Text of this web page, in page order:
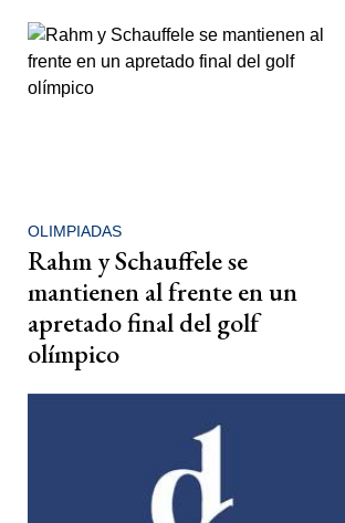
OLIMPIADAS
Rahm y Schauffele se
mantienen al frente en un
apretado final del golf
olímpico